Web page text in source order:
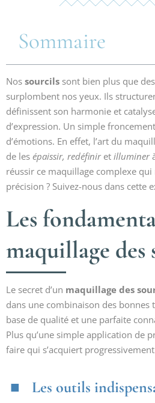
Sommaire
Nos sourcils sont bien plus que
surplombent nos yeux. Ils
définissent son harmonie et
d’expression. Un simple
d’émotions. En effet, l’art du
de les épaissir, redéfiniret illuminer
réussir ce maquillage complexe qui
précision ? Suivez-nous dans cette
Les
maquillage des
Le secret d’un maquillage des
dans une combinaison des bonnes
base de qualité et une parfaite
Plus qu’une simple application de
faire qui s’acquiert
Les outils